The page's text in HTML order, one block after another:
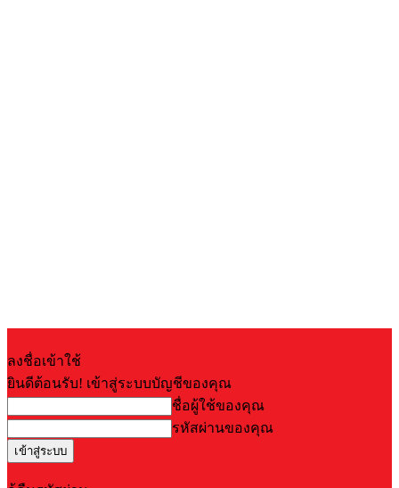
ลงชื่อเข้าใช้
ยินดีต้อนรับ! เข้าสู่ระบบบัญชีของคุณ
ชื่อผู้ใช้ของคุณ
รหัสผ่านของคุณ